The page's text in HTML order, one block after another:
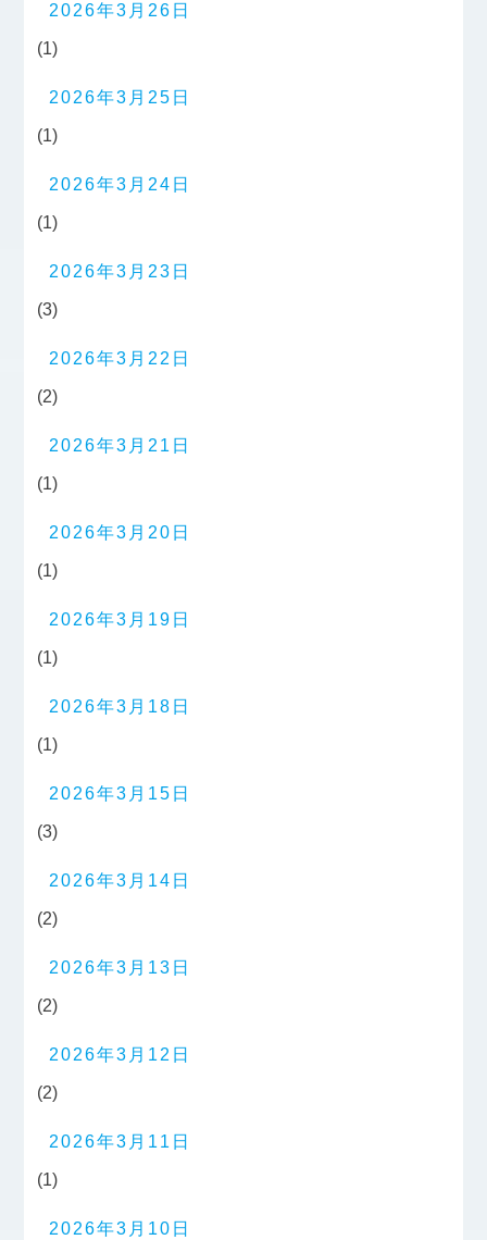
2026年3月26日
(1)
2026年3月25日
(1)
2026年3月24日
(1)
2026年3月23日
(3)
2026年3月22日
(2)
2026年3月21日
(1)
2026年3月20日
(1)
2026年3月19日
(1)
2026年3月18日
(1)
2026年3月15日
(3)
2026年3月14日
(2)
2026年3月13日
(2)
2026年3月12日
(2)
2026年3月11日
(1)
2026年3月10日